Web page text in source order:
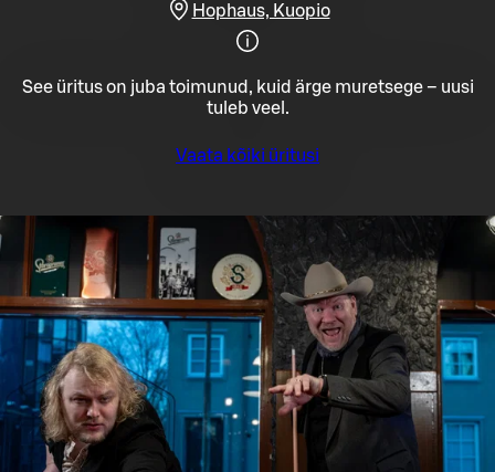
Hophaus, Kuopio
See üritus on juba toimunud, kuid ärge muretsege – uusi
tuleb veel.
Vaata kõiki üritusi